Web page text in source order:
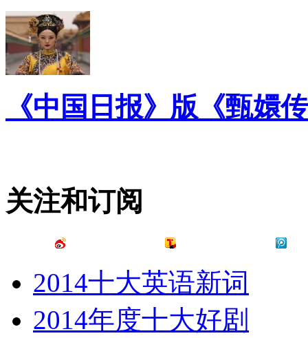
《中国日报》版《甄嬛
关注和订阅
2014十大英语新词
2014年度十大好剧